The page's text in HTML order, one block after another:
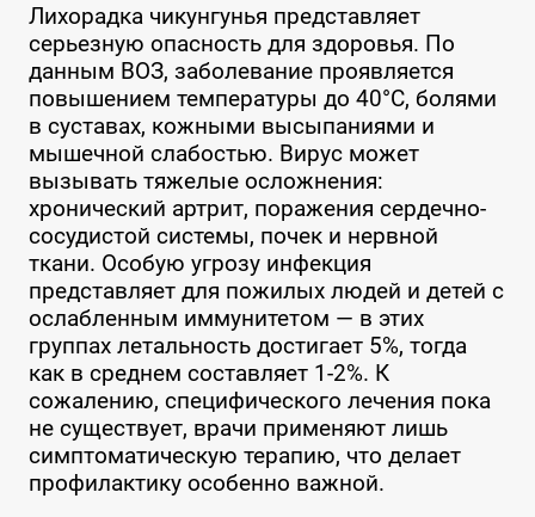
Лихорадка чикунгунья представляет
серьезную опасность для здоровья. По
данным ВОЗ, заболевание проявляется
повышением температуры до 40°C, болями
в суставах, кожными высыпаниями и
мышечной слабостью. Вирус может
вызывать тяжелые осложнения:
хронический артрит, поражения сердечно-
сосудистой системы, почек и нервной
ткани. Особую угрозу инфекция
представляет для пожилых людей и детей с
ослабленным иммунитетом — в этих
группах летальность достигает 5%, тогда
как в среднем составляет 1-2%. К
сожалению, специфического лечения пока
не существует, врачи применяют лишь
симптоматическую терапию, что делает
профилактику особенно важной.